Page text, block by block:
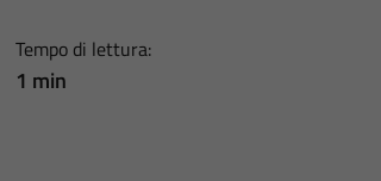
Tempo di lettura:
1 min